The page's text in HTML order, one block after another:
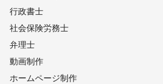
行政書士
社会保険労務士
弁理士
動画制作
ホームページ制作